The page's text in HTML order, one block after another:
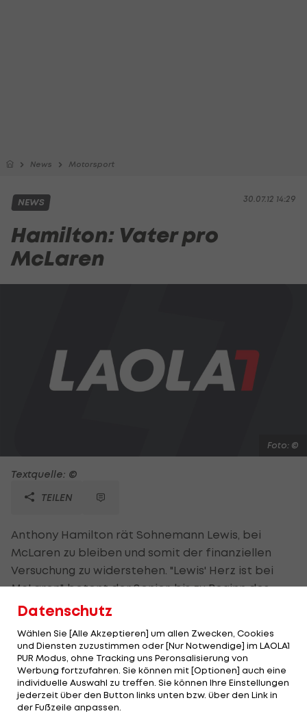
News Motorsport
30.07.12 14:29
NEWS
Hamilton: Vater pro
McLaren
Foto: ©
Textquelle: ©
TEILEN
Anthony Hamilton rät Sohnemann Lewis, bei
McLaren zu bleiben und somit der finanziellen
Versuchung zu widerstehen. "Lewis' Herz ist bei
McLaren", betont der Senior, bis zu Beginn des
letzten Jahres Manager des Formel-1-
Fernsehsender "Sky". "Loyalität gehört zu den
wichtigen Dingen im Leben. Es geht nicht nur um
das Geld." Hamilton (27), seit seinem 14. Lebensjahr
bei den "Silbernen", buhlt derzeit um eine hoch
dotierte Verlängerung des auslaufenden
Datenschutz
Wählen Sie [Alle Akzeptieren] um allen Zwecken, Cookies
und Diensten zuzustimmen oder [Nur Notwendige] im LAOLA1
PUR Modus, ohne Tracking uns Peronsalisierung von
Werbung fortzufahren. Sie können mit [Optionen] auch eine
individuelle Auswahl zu treffen. Sie können Ihre Einstellungen
jederzeit über den Button links unten bzw. über den Link in
der Fußzeile anpassen.